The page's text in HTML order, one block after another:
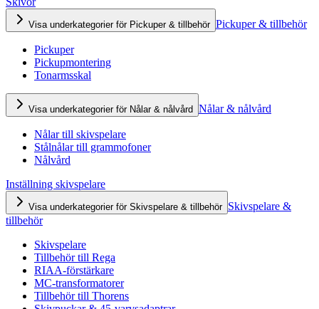
Visa underkategorier för Pickuper & tillbehör Pickuper & tillbehör
Pickuper
Pickupmontering
Tonarmsskal
Visa underkategorier för Nålar & nålvård Nålar & nålvård
Nålar till skivspelare
Stålnålar till grammofoner
Nålvård
Inställning skivspelare
Visa underkategorier för Skivspelare & tillbehör Skivspelare &
tillbehör
Skivspelare
Tillbehör till Rega
RIAA-förstärkare
MC-transformatorer
Tillbehör till Thorens